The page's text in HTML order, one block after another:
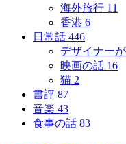
海外旅行 11
香港 6
日常話 446
デザイナー
映画の話 16
猫 2
書評 87
音楽 43
食事の話 83